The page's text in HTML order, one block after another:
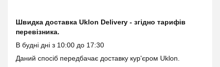
Швидка доставка Uklon Delivery - згідно тарифів
перевізника.
В будні дні з 10:00 до 17:30
Даний спосіб передбачає доставку кур'єром Uklon.